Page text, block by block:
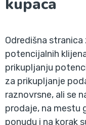
kupaca
Odredišna
potencijalnih
prikupljanju
za prikupljanje
raznovrsne, ali se
prodaje, na mestu
ponudu i na korak